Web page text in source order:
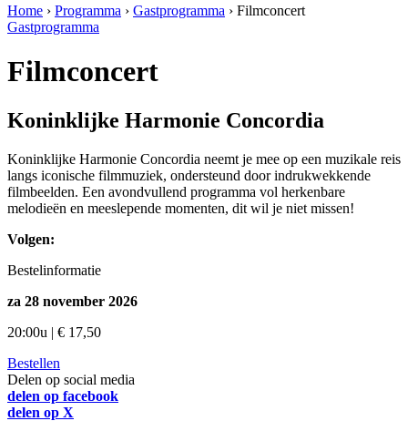
Home › Programma › Gastprogramma › Filmconcert
Gastprogramma
Filmconcert
Koninklijke Harmonie Concordia
Koninklijke Harmonie Concordia neemt je mee op een muzikale reis
langs iconische filmmuziek, ondersteund door indrukwekkende
filmbeelden. Een avondvullend programma vol herkenbare
melodieën en meeslepende momenten, dit wil je niet missen!
Volgen:
Bestelinformatie
za 28 november 2026
20:00u | € 17,50
Bestellen
Delen op social media
delen op facebook
delen op X